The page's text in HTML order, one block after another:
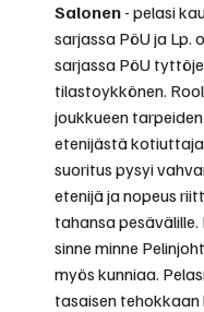
Salonen - pelasi
sarjassa PöU ja Lp.
sarjassa PöU
tilastoykkönen.
joukkueen
etenijästä
suoritus pysyi
etenijä ja nopeus
tahansa
sinne minne
myös kunniaa.
tasaisen tehokkaan